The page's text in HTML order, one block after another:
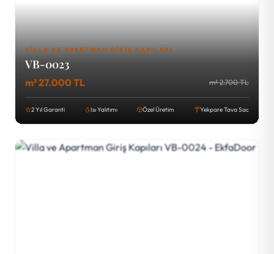
VILLA VE APARTMAN GIRIŞ KAPILARI
VB-0023
m² 27.000 TL m² 2.700 TL
2 Yıl Garanti Isı Yalıtımı Özel Üretim Yekpare Tava Sac